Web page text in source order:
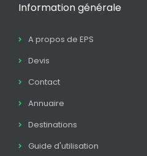
Information générale
A propos de EPS
Devis
Contact
Annuaire
Destinations
Guide d'utilisation